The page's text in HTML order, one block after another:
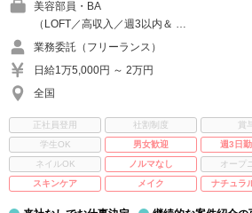
美容部員・BA
（LOFT／高収入／週3以内＆ …
業務委託（フリーランス）
日給1万5,000円 ～ 2万円
全国
正社員登用 社割制度 賞
学生OK
男女歓迎 週3日
ネイルOK
ノルマなし オープ
スキンケア
メイク ナチュラ